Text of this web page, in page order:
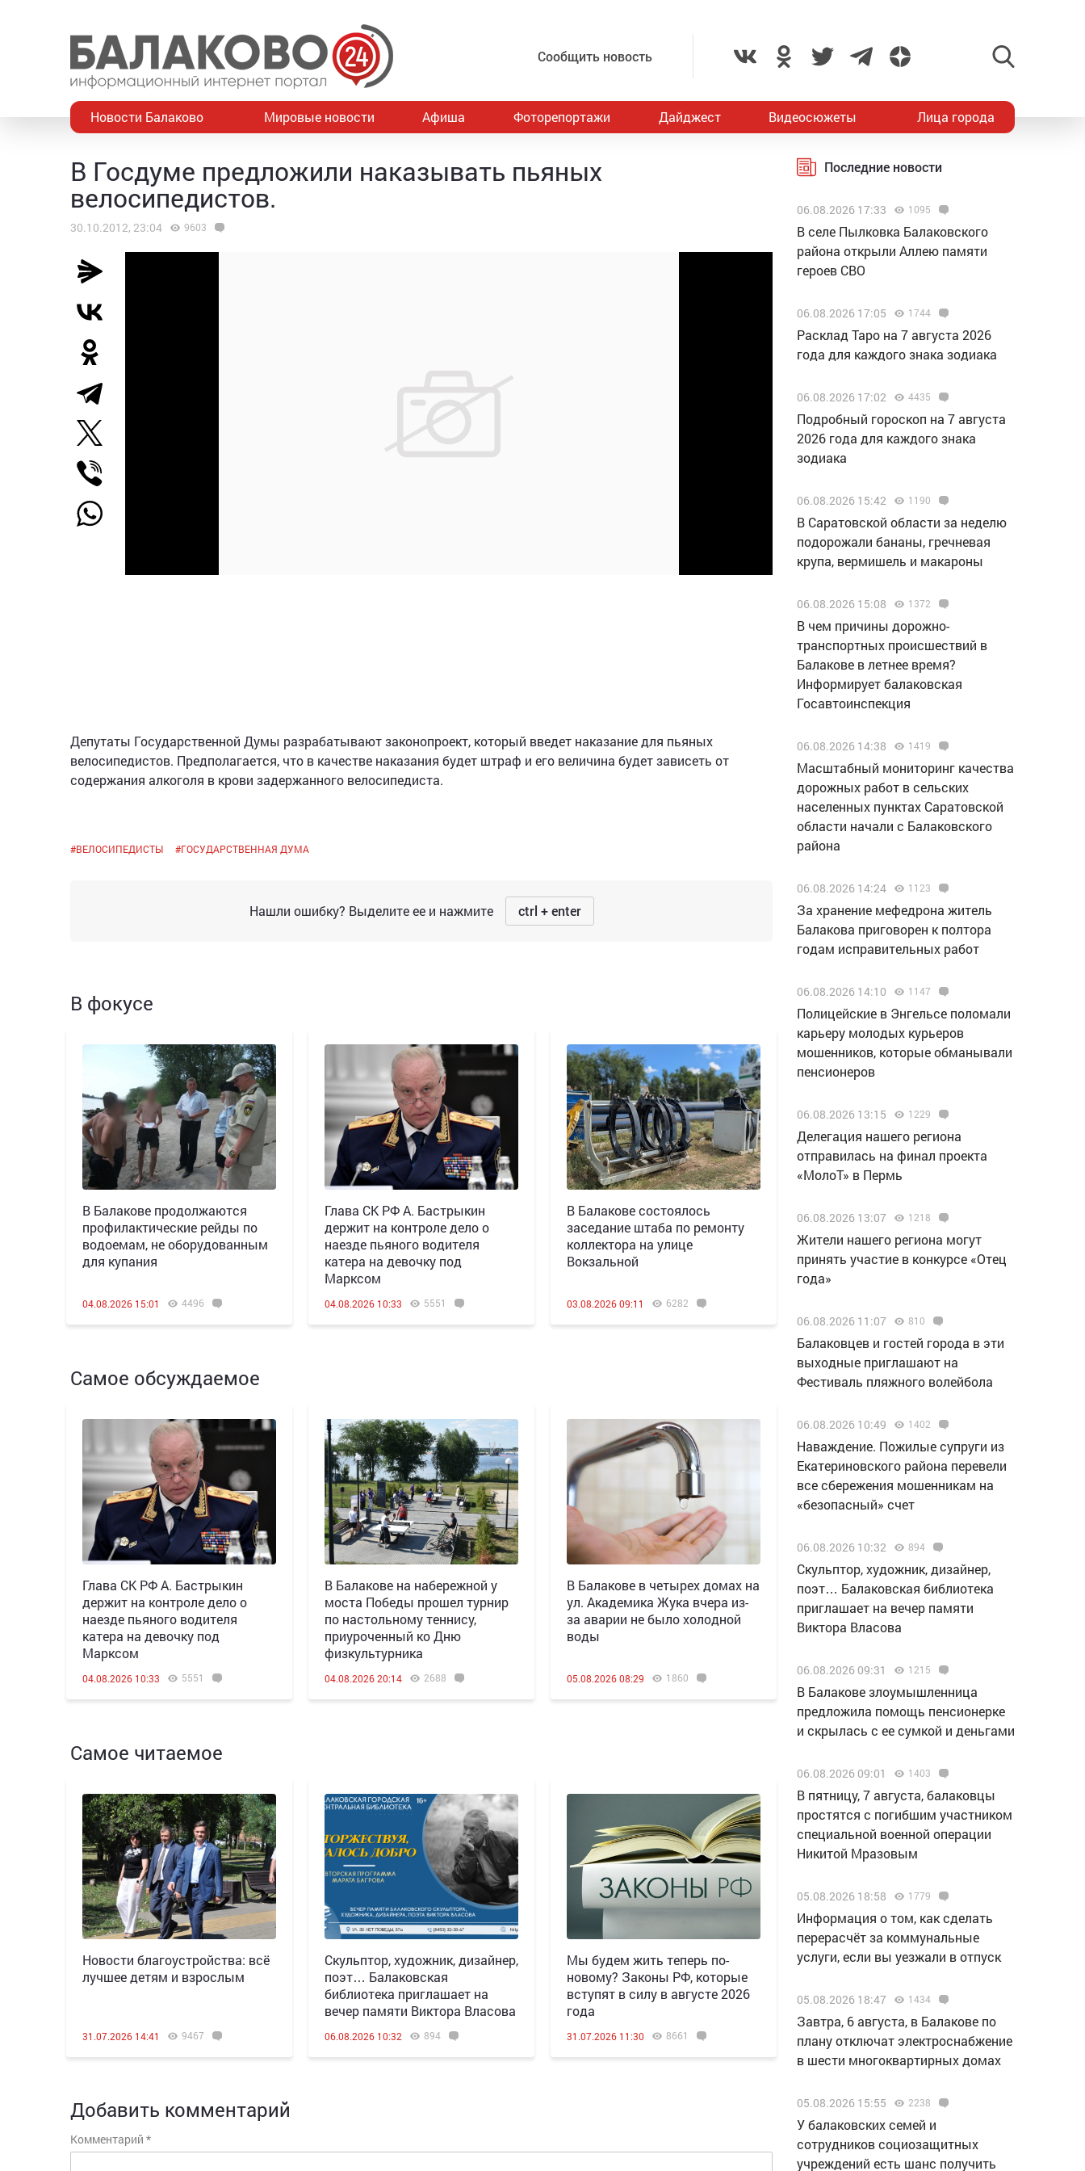
Сообщить новость
Новости Балаково Мировые новости Афиша Фоторепортажи Дайджест Видеосюжеты Лица города
В Госдуме предложили наказывать пьяных
велосипедистов.
30.10.2012, 23:04 9603
Депутаты Государственной Думы разрабатывают законопроект, который введет наказание для пьяных
велосипедистов. Предполагается, что в качестве наказания будет штраф и его величина будет зависеть от
содержания алкоголя в крови задержанного велосипедиста.
#ВЕЛОСИПЕДИСТЫ #ГОСУДАРСТВЕННАЯ ДУМА
Нашли ошибку? Выделите ее и нажмите ctrl + enter
В фокусе
В Балакове продолжаются
профилактические рейды по
водоемам, не оборудованным
для купания
04.08.2026 15:01 4496
Глава СК РФ А. Бастрыкин
держит на контроле дело о
наезде пьяного водителя
катера на девочку под
Марксом
04.08.2026 10:33 5551
В Балакове состоялось
заседание штаба по ремонту
коллектора на улице
Вокзальной
03.08.2026 09:11 6282
Самое обсуждаемое
Глава СК РФ А. Бастрыкин
держит на контроле дело о
наезде пьяного водителя
катера на девочку под
Марксом
04.08.2026 10:33 5551
В Балакове на набережной у
моста Победы прошел турнир
по настольному теннису,
приуроченный ко Дню
физкультурника
04.08.2026 20:14 2688
В Балакове в четырех домах на
ул. Академика Жука вчера из-
за аварии не было холодной
воды
05.08.2026 08:29 1860
Самое читаемое
Новости благоустройства: всё
лучшее детям и взрослым
31.07.2026 14:41 9467
Скульптор, художник, дизайнер,
поэт… Балаковская
библиотека приглашает на
вечер памяти Виктора Власова
06.08.2026 10:32 894
Мы будем жить теперь по-
новому? Законы РФ, которые
вступят в силу в августе 2026
года
31.07.2026 11:30 8661
Добавить комментарий
Комментарий *
Последние новости
06.08.2026 17:33 1095
В селе Пылковка Балаковского
района открыли Аллею памяти
героев СВО
06.08.2026 17:05 1744
Расклад Таро на 7 августа 2026
года для каждого знака зодиака
06.08.2026 17:02 4435
Подробный гороскоп на 7 августа
2026 года для каждого знака
зодиака
06.08.2026 15:42 1190
В Саратовской области за неделю
подорожали бананы, гречневая
крупа, вермишель и макароны
06.08.2026 15:08 1372
В чем причины дорожно-
транспортных происшествий в
Балакове в летнее время?
Информирует балаковская
Госавтоинспекция
06.08.2026 14:38 1419
Масштабный мониторинг качества
дорожных работ в сельских
населенных пунктах Саратовской
области начали с Балаковского
района
06.08.2026 14:24 1123
За хранение мефедрона житель
Балакова приговорен к полтора
годам исправительных работ
06.08.2026 14:10 1147
Полицейские в Энгельсе поломали
карьеру молодых курьеров
мошенников, которые обманывали
пенсионеров
06.08.2026 13:15 1229
Делегация нашего региона
отправилась на финал проекта
«МолоТ» в Пермь
06.08.2026 13:07 1218
Жители нашего региона могут
принять участие в конкурсе «Отец
года»
06.08.2026 11:07 810
Балаковцев и гостей города в эти
выходные приглашают на
Фестиваль пляжного волейбола
06.08.2026 10:49 1402
Наваждение. Пожилые супруги из
Екатериновского района перевели
все сбережения мошенникам на
«безопасный» счет
06.08.2026 10:32 894
Скульптор, художник, дизайнер,
поэт… Балаковская библиотека
приглашает на вечер памяти
Виктора Власова
06.08.2026 09:31 1215
В Балакове злоумышленница
предложила помощь пенсионерке
и скрылась с ее сумкой и деньгами
06.08.2026 09:01 1403
В пятницу, 7 августа, балаковцы
простятся с погибшим участником
специальной военной операции
Никитой Мразовым
05.08.2026 18:58 1779
Информация о том, как сделать
перерасчёт за коммунальные
услуги, если вы уезжали в отпуск
05.08.2026 18:47 1434
Завтра, 6 августа, в Балакове по
плану отключат электроснабжение
в шести многоквартирных домах
05.08.2026 15:55 2238
У балаковских семей и
сотрудников социозащитных
учреждений есть шанс получить